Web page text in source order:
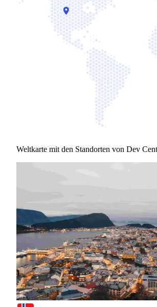
Weltkarte mit den Standorten von Dev